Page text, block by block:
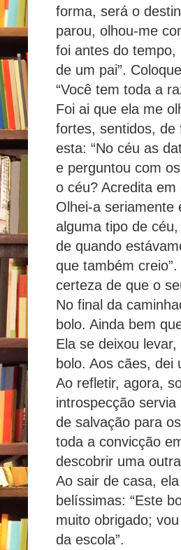
forma, será o
parou, olhou-me
foi antes do tempo,
de um pai”.
“Você tem toda a
Foi ai que ela me
fortes, sentidos, de
esta: “No céu as
e perguntou com
o céu? Acredita em
Olhei-a seriamente
alguma tipo de
de quando
que também
certeza de que o
No final da
bolo. Ainda bem
Ela se deixou
bolo. Aos cães, dei
Ao refletir, agora,
introspecção
de salvação para
toda a convicção
descobrir uma outra
Ao sair de casa,
belíssimas: “Este
muito obrigado;
da escola”.